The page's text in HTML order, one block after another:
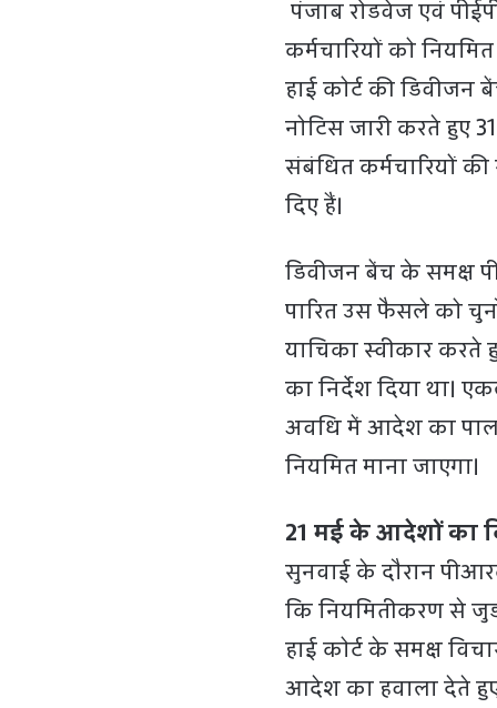
पंजाब रोडवेज एवं
कर्मचारियों को
हाई कोर्ट की
नोटिस जारी करते हुए
संबंधित कर्मचारियों
दिए हैं।
डिवीजन बेंच के समक्ष
पारित उस फैसले को
याचिका स्वीकार करते
का निर्देश दिया था।
अवधि में आदेश का
नियमित माना जाएगा।
21 मई के आदेशों का
सुनवाई के दौरान
कि नियमितीकरण से
हाई कोर्ट के समक्ष
आदेश का हवाला देते हुए